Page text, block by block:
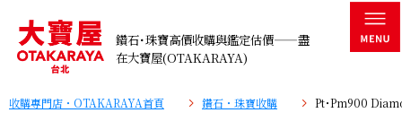
鑽石･珠寶高價收購與鑑定估價——盡
在大寶屋(OTAKARAYA)
收購專門店・OTAKARAYA首頁 鑽石・珠寶收購 Pt･Pm900